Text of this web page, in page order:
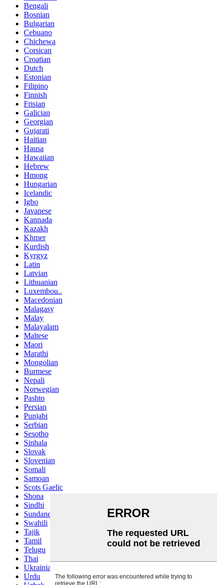
Bengali
Bosnian
Bulgarian
Cebuano
Chichewa
Corsican
Croatian
Dutch
Estonian
Filipino
Finnish
Frisian
Galician
Georgian
Gujarati
Haitian
Hausa
Hawaiian
Hebrew
Hmong
Hungarian
Icelandic
Igbo
Javanese
Kannada
Kazakh
Khmer
Kurdish
Kyrgyz
Latin
Latvian
Lithuanian
Luxembou..
Macedonian
Malagasy
Malay
Malayalam
Maltese
Maori
Marathi
Mongolian
Burmese
Nepali
Norwegian
Pashto
Persian
Punjabi
Serbian
Sesotho
Sinhala
Slovak
Slovenian
Somali
Samoan
Scots Gaelic
Shona
Sindhi
Sundanese
Swahili
Tajik
Tamil
Telugu
Thai
Ukrainian
Urdu